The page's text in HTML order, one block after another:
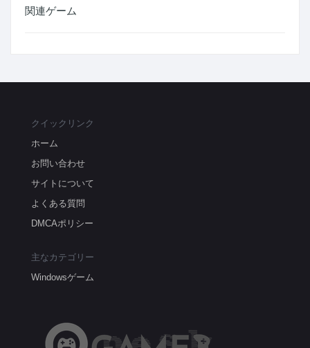
関連ゲーム
クイックリンク
ホーム
お問い合わせ
サイトについて
よくある質問
DMCAポリシー
主なカテゴリー
Windowsゲーム